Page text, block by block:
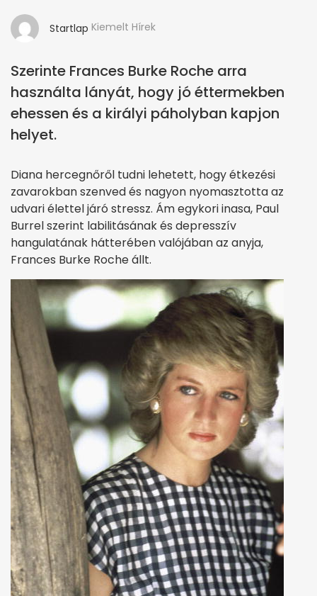
Startlap Kiemelt Hírek
Szerinte Frances Burke Roche arra
használta lányát, hogy jó éttermekben
ehessen és a királyi páholyban kapjon
helyet.
Diana hercegnőről tudni lehetett, hogy étkezési
zavarokban szenved és nagyon nyomasztotta az
udvari élettel járó stressz. Ám egykori inasa, Paul
Burrel szerint labilitásának és depresszív
hangulatának hátterében valójában az anyja,
Frances Burke Roche állt.